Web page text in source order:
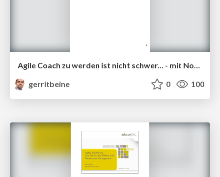
Agile Coach zu werden ist nicht schwer... - mit Notizen
gerritbeine
0 100